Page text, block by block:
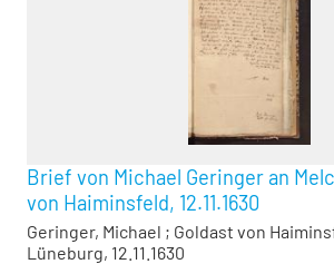
Brief von Michael Geringer an
von Haiminsfeld, 12.11.1630
Geringer, Michael ; Goldast von
Lüneburg, 12.11.1630